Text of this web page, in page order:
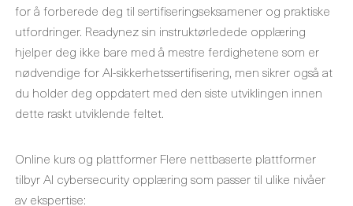
for å forberede deg til sertifiseringseksamener og praktiske
utfordringer. Readynez sin instruktørledede opplæring
hjelper deg ikke bare med å mestre ferdighetene som er
nødvendige for AI-sikkerhetssertifisering, men sikrer også at
du holder deg oppdatert med den siste utviklingen innen
dette raskt utviklende feltet.
Online kurs og plattformer Flere nettbaserte plattformer
tilbyr AI cybersecurity opplæring som passer til ulike nivåer
av ekspertise: